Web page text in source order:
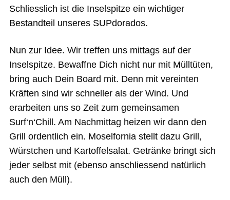
Schliesslich ist die Inselspitze ein wichtiger
Bestandteil unseres SUPdorados.
Nun zur Idee. Wir treffen uns mittags auf der
Inselspitze. Bewaffne Dich nicht nur mit Mülltüten,
bring auch Dein Board mit. Denn mit vereinten
Kräften sind wir schneller als der Wind. Und
erarbeiten uns so Zeit zum gemeinsamen
Surf‘n‘Chill. Am Nachmittag heizen wir dann den
Grill ordentlich ein. Moselfornia stellt dazu Grill,
Würstchen und Kartoffelsalat. Getränke bringt sich
jeder selbst mit (ebenso anschliessend natürlich
auch den Müll).